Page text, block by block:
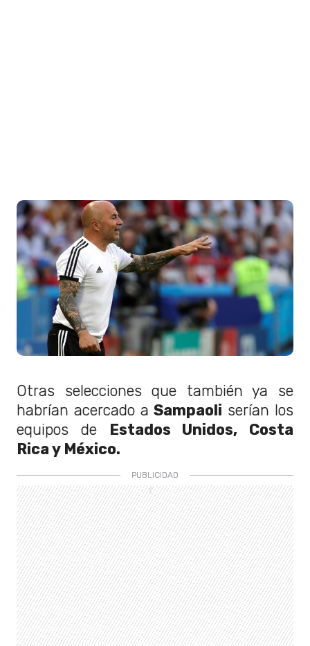
Otras selecciones que también ya se
habrían acercado aSampaoli serían los
equipos de
Estados Unidos, Costa
Rica y México.